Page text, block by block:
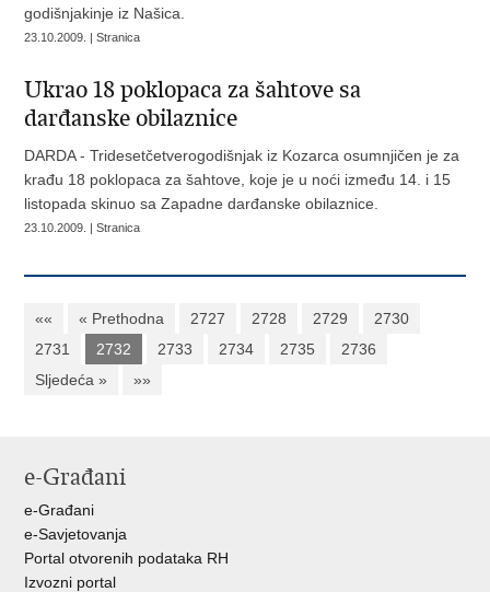
godišnjakinje iz Našica.
23.10.2009. | Stranica
Ukrao 18 poklopaca za šahtove sa
darđanske obilaznice
DARDA - Tridesetčetverogodišnjak iz Kozarca osumnjičen je za
krađu 18 poklopaca za šahtove, koje je u noći između 14. i 15
listopada skinuo sa Zapadne darđanske obilaznice.
23.10.2009. | Stranica
«« « Prethodna 2727 2728 2729
2730
2731
2732 2733 2734 2735
2736
Sljedeća »
»»
e-Građani
e-Građani
e-Savjetovanja
Portal otvorenih podataka RH
Izvozni portal